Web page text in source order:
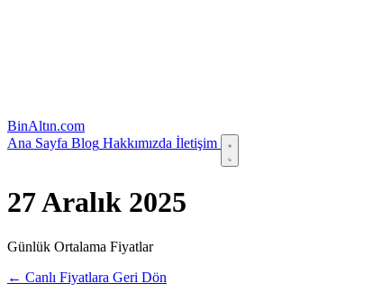
BinAltın.com
Ana Sayfa Blog Hakkımızda İletişim
27 Aralık 2025
Günlük Ortalama Fiyatlar
← Canlı Fiyatlara Geri Dön